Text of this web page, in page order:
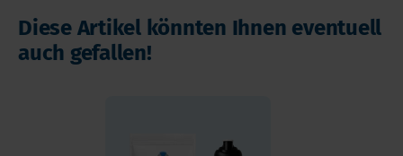
Diese Artikel könnten Ihnen eventuell
auch gefallen!